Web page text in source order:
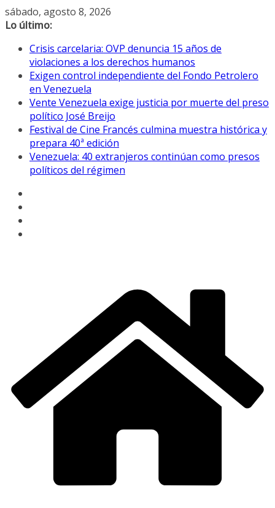
Saltar
al
sábado, agosto 8, 2026
Lo último:
Crisis carcelaria: OVP denuncia 15 años de
violaciones a los derechos humanos
Exigen control independiente del Fondo Petrolero
en Venezuela
Vente Venezuela exige justicia por muerte del preso
político José Breijo
Festival de Cine Francés culmina muestra histórica y
prepara 40ª edición
Venezuela: 40 extranjeros continúan como presos
políticos del régimen